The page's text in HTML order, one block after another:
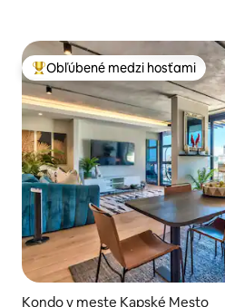
Najobľúbenejšie medzi hosťami
Obľúbené medzi hosťami
Kondo v meste Kapské Mesto